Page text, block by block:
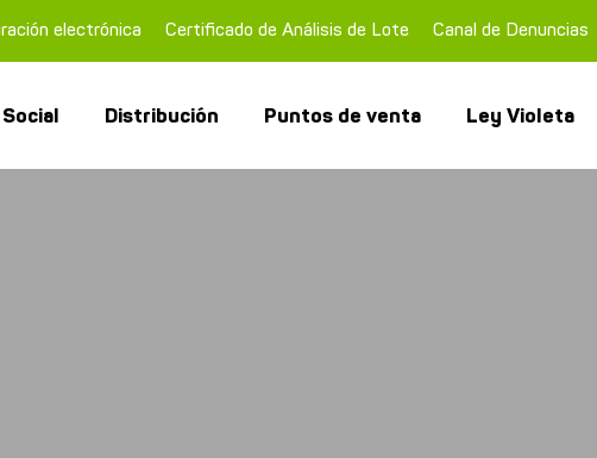
electrónica Certificado de Análisis de Lote Canal de Denuncias
Distribución Puntos de venta Ley Violeta